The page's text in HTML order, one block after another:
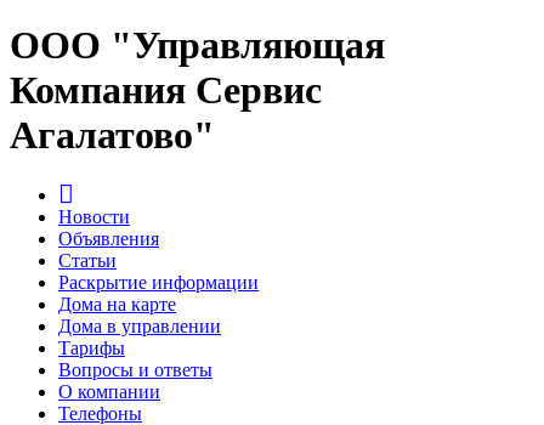
ООО "Управляющая
Компания Сервис
Агалатово"
Новости
Объявления
Статьи
Раскрытие информации
Дома на карте
Дома в управлении
Тарифы
Вопросы и ответы
О компании
Телефоны